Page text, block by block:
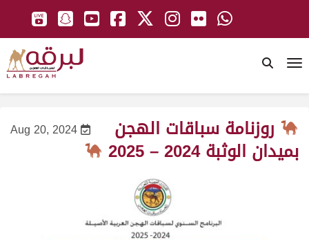
Aug 20, 2024 روزنامة سباقات الهجن
بميدان الوثبة 2024 – 2025